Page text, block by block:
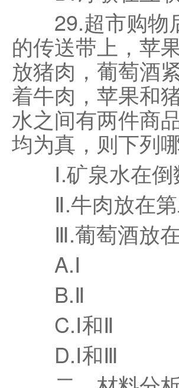
29.超市购物
的传送带上，苹
放猪肉，葡萄酒
着牛肉，苹果和
水之间有两件商
均为真，则下
Ⅰ.矿泉水在倒
Ⅱ.牛肉放在第
Ⅲ.葡萄酒放在
A.Ⅰ
B.Ⅱ
C.Ⅰ和Ⅱ
D.Ⅰ和Ⅲ